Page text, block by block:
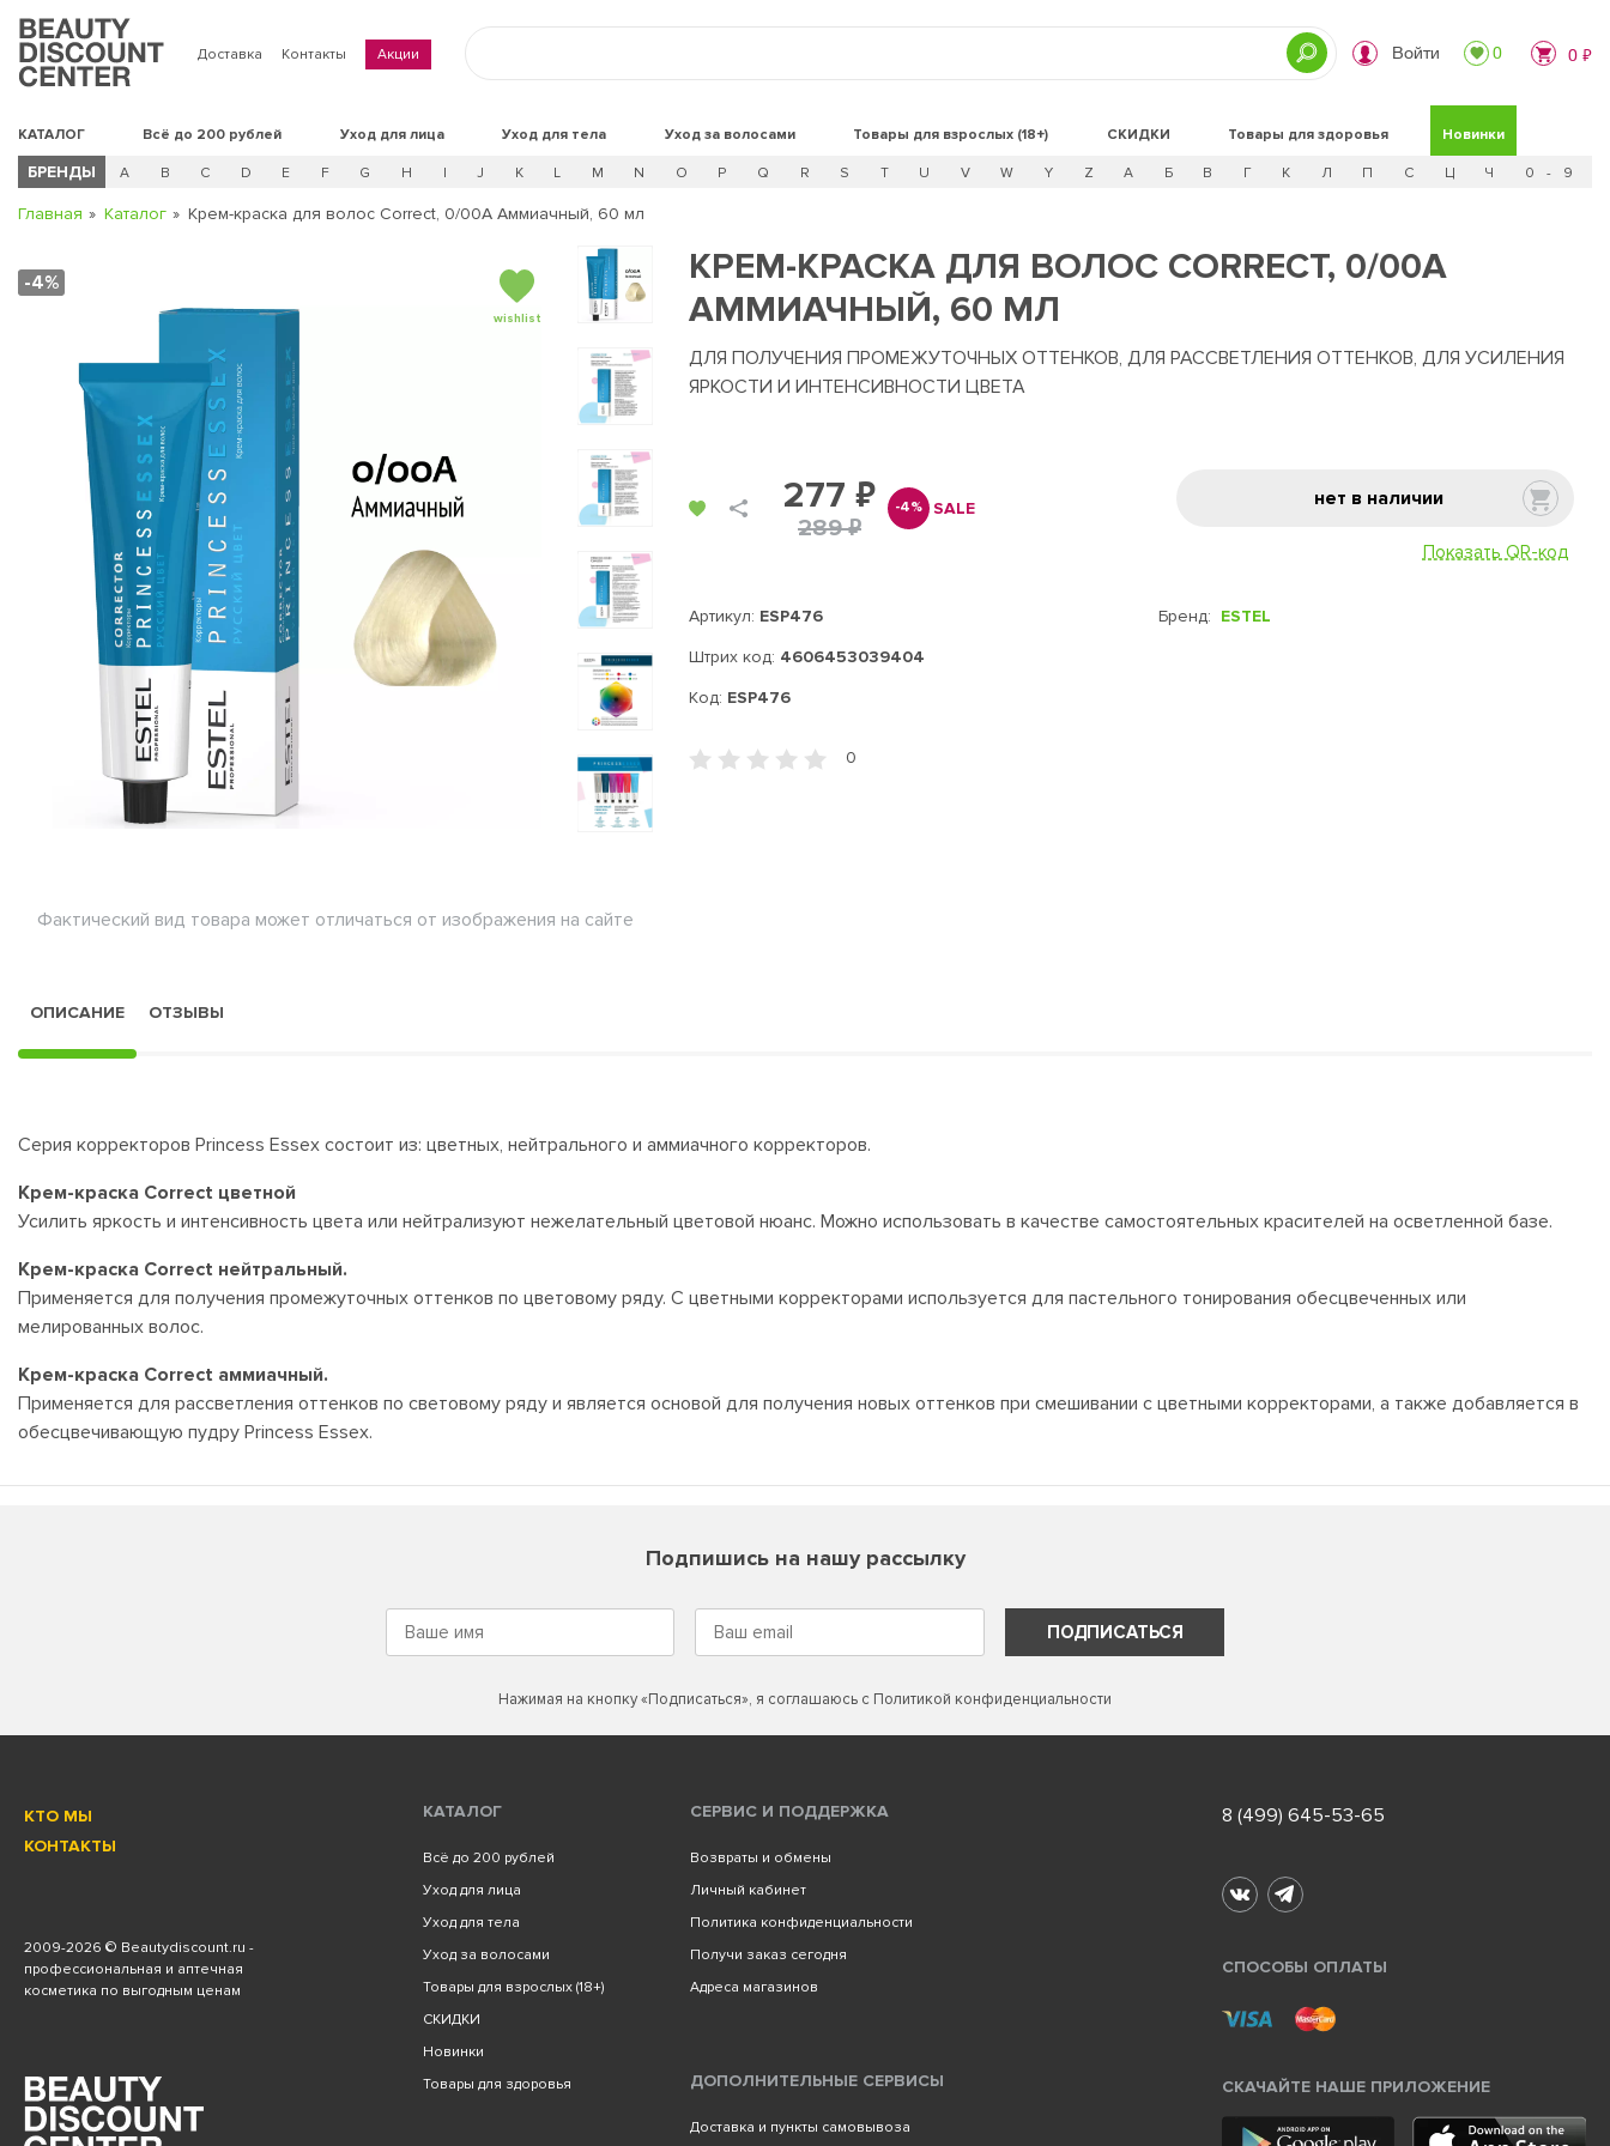
Доставка Контакты Акции Войти 0 0 ₽
КАТАЛОГ Всё до 200 рублей Уход для лица Уход для тела Уход за волосами Товары для взрослых (18+) СКИДКИ Новинки
Товары для здоровья
БРЕНДЫ A B C D E F G H I J K L M N O P Q R S T U V W Y Z А Б В Г К Л П С Ц Ч 0 - 9
Главная Каталог Крем-краска для волос Correct, 0/00А Аммиачный, 60 мл
-4%
wishlist
Фактический вид товара может отличаться от изображения на сайте
КРЕМ-КРАСКА ДЛЯ ВОЛОС CORRECT, 0/00А
АММИАЧНЫЙ, 60 МЛ
ДЛЯ ПОЛУЧЕНИЯ ПРОМЕЖУТОЧНЫХ ОТТЕНКОВ, ДЛЯ РАССВЕТЛЕНИЯ ОТТЕНКОВ, ДЛЯ УСИЛЕНИЯ
ЯРКОСТИ И ИНТЕНСИВНОСТИ ЦВЕТА
277 ₽
289 ₽
-4% SALE нет в наличии
Показать QR-код
Артикул: ESP476
Штрих код: 4606453039404
Код: ESP476
Бренд: ESTEL
0
ОПИСАНИЕ ОТЗЫВЫ
Серия корректоров Princess Essex состоит из: цветных, нейтрального и аммиачного корректоров.
Крем-краска Correct цветной
Усилить яркость и интенсивность цвета или нейтрализуют нежелательный цветовой нюанс. Можно использовать в качестве самостоятельных красителей на осветленной базе.
Крем-краска Correct нейтральный.
Применяется для получения промежуточных оттенков по цветовому ряду. С цветными корректорами используется для пастельного тонирования обесцвеченных или
мелированных волос.
Крем-краска Correct аммиачный.
Применяется для рассветления оттенков по световому ряду и является основой для получения новых оттенков при смешивании с цветными корректорами, а также добавляется в
обесцвечивающую пудру Princess Essex.
Подпишись на нашу рассылку
ПОДПИСАТЬСЯ
Нажимая на кнопку «Подписаться», я соглашаюсь с Политикой конфиденциальности
КТО МЫ
КОНТАКТЫ
2009-2026 © Beautydiscount.ru -
профессиональная и аптечная
косметика по выгодным ценам
КАТАЛОГ
Всё до 200 рублей
Уход для лица
Уход для тела
Уход за волосами
Товары для взрослых (18+)
СКИДКИ
Новинки
Товары для здоровья
СЕРВИС И ПОДДЕРЖКА
Возвраты и обмены
Личный кабинет
Политика конфиденциальности
Получи заказ сегодня
Адреса магазинов
ДОПОЛНИТЕЛЬНЫЕ СЕРВИСЫ
Доставка и пункты самовывоза
8 (499) 645-53-65
СПОСОБЫ ОПЛАТЫ
СКАЧАЙТЕ НАШЕ ПРИЛОЖЕНИЕ